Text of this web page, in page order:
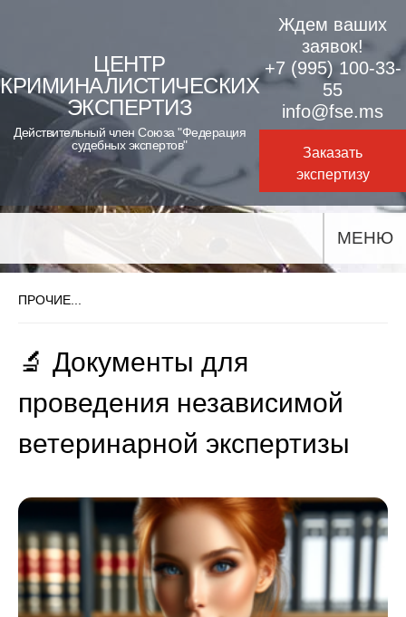
content
ЦЕНТР
КРИМИНАЛИСТИЧЕСКИХ
ЭКСПЕРТИЗ
Действительный член Союза "Федерация
судебных экспертов"
Ждем ваших
заявок!
+7 (995) 100-33-
55
info@fse.ms
Заказать
экспертизу
МЕНЮ
ПРОЧИЕ...
🔬 Документы для
проведения независимой
ветеринарной экспертизы